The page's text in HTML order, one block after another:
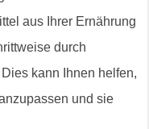
aus Ihrer Ernährung
durch
kann Ihnen helfen,
und sie